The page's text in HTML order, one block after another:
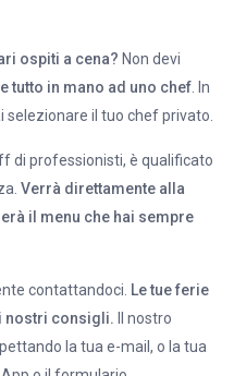
ospiti a cena? Non devi
tutto in mano ad uno chef . In
selezionare il tuo chef privato.
di professionisti, è qualificato
Verrà direttamente alla
il menu che hai sempre
contattandoci. Le tue ferie
nostri consigli.
Il nostro
la tua e-mail, o la tua